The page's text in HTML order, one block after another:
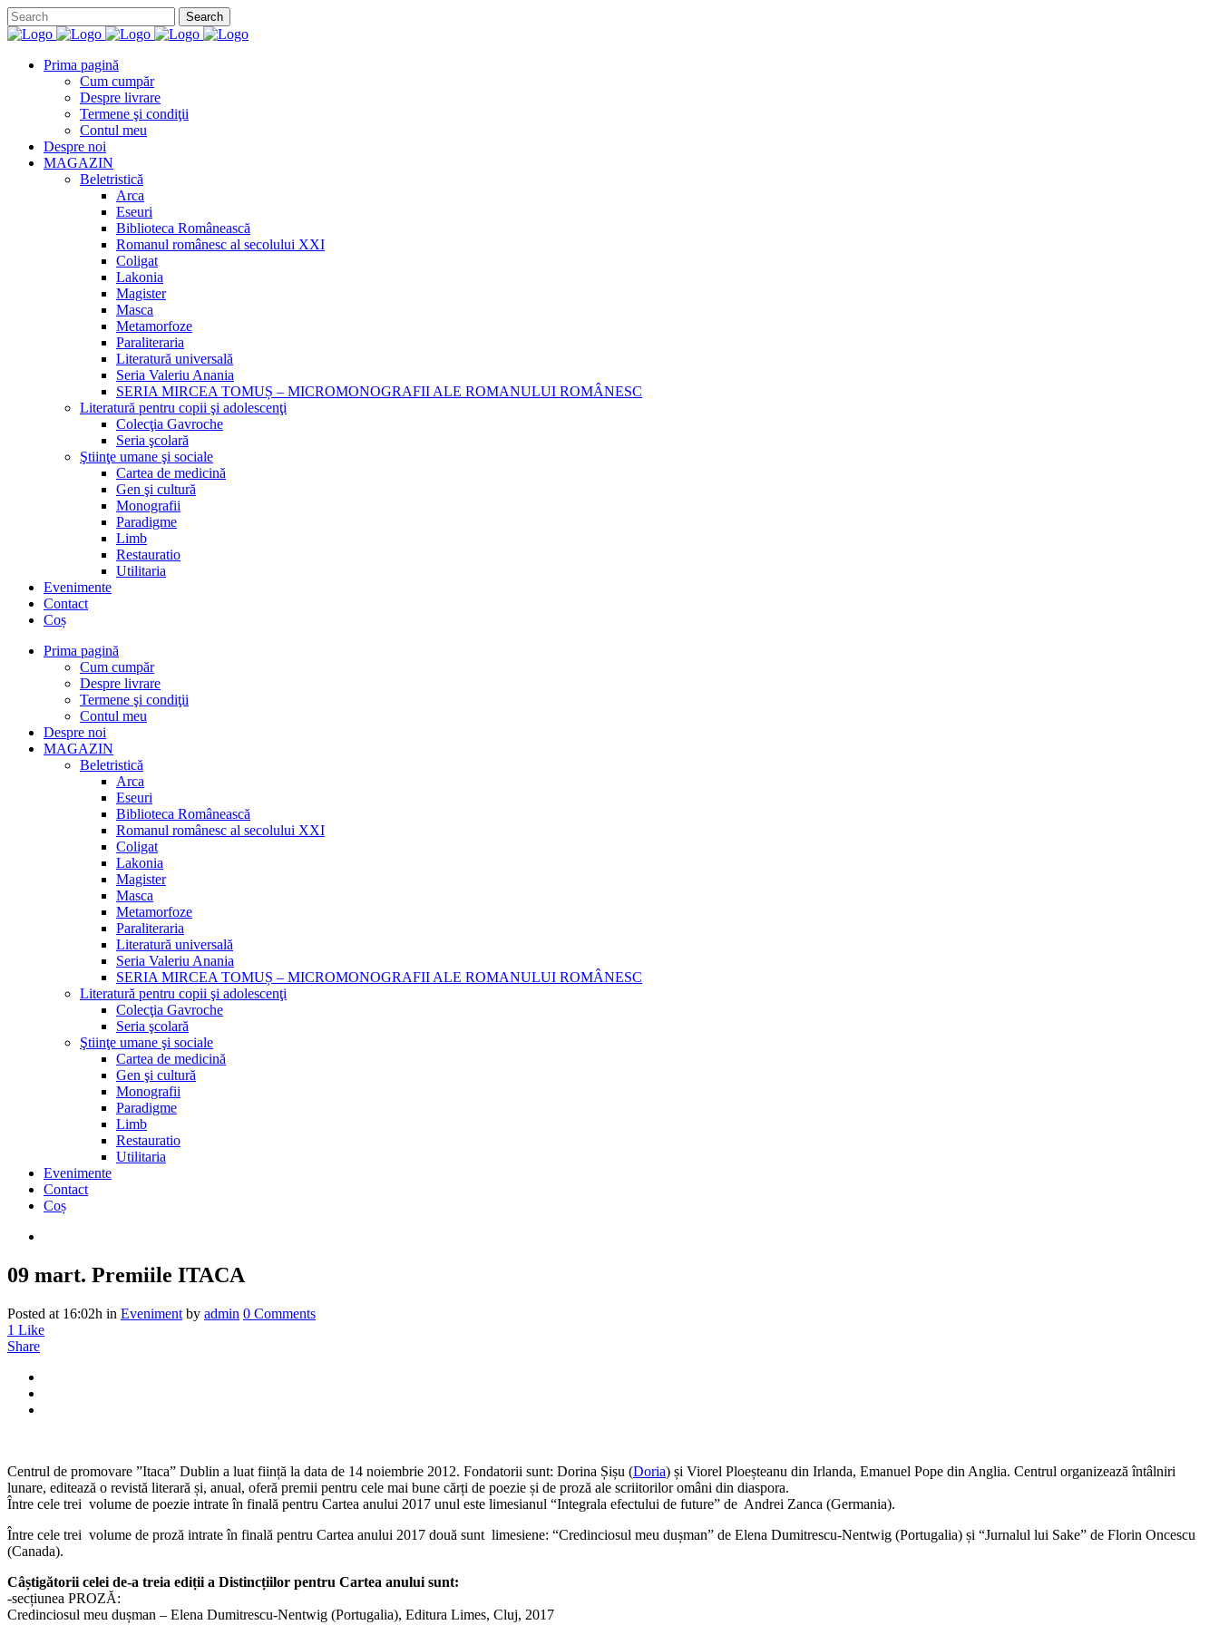
Prima pagină
Cum cumpăr
Despre livrare
Termene şi condiţii
Contul meu
Despre noi
MAGAZIN
Beletristică
Arca
Eseuri
Biblioteca Românească
Romanul românesc al secolului XXI
Coligat
Lakonia
Magister
Masca
Metamorfoze
Paraliteraria
Literatură universală
Seria Valeriu Anania
SERIA MIRCEA TOMUȘ – MICROMONOGRAFII ALE ROMANULUI ROMÂNESC
Literatură pentru copii şi adolescenţi
Colecţia Gavroche
Seria şcolară
Ştiinţe umane şi sociale
Cartea de medicină
Gen şi cultură
Monografii
Paradigme
Limb
Restauratio
Utilitaria
Evenimente
Contact
Coș
Prima pagină
Cum cumpăr
Despre livrare
Termene şi condiţii
Contul meu
Despre noi
MAGAZIN
Beletristică
Arca
Eseuri
Biblioteca Românească
Romanul românesc al secolului XXI
Coligat
Lakonia
Magister
Masca
Metamorfoze
Paraliteraria
Literatură universală
Seria Valeriu Anania
SERIA MIRCEA TOMUȘ – MICROMONOGRAFII ALE ROMANULUI ROMÂNESC
Literatură pentru copii şi adolescenţi
Colecţia Gavroche
Seria şcolară
Ştiinţe umane şi sociale
Cartea de medicină
Gen şi cultură
Monografii
Paradigme
Limb
Restauratio
Utilitaria
Evenimente
Contact
Coș
09 mart. Premiile ITACA
Posted at 16:02h in Eveniment by admin 0 Comments
1 Like
Share
Centrul de promovare ”Itaca” Dublin a luat ființă la data de 14 noiembrie 2012. Fondatorii sunt: Dorina Șișu (Doria) și Viorel Ploeșteanu din Irlanda, Emanuel Pope din Anglia. Centrul organizează întâlniri
lunare, editează o revistă literară și, anual, oferă premii pentru cele mai bune cărți de poezie și de proză ale scriitorilor omâni din diaspora.
Între cele trei volume de poezie intrate în finală pentru Cartea anului 2017 unul este limesianul “Integrala efectului de future” de Andrei Zanca (Germania).
Între cele trei volume de proză intrate în finală pentru Cartea anului 2017 două sunt limesiene: “Credinciosul meu dușman” de Elena Dumitrescu-Nentwig (Portugalia) și “Jurnalul lui Sake” de Florin Oncescu
(Canada).
Câștigătorii celei de-a treia ediții a Distincțiilor pentru Cartea anului sunt:
-secțiunea PROZĂ:
Credinciosul meu dușman – Elena Dumitrescu-Nentwig (Portugalia), Editura Limes, Cluj, 2017